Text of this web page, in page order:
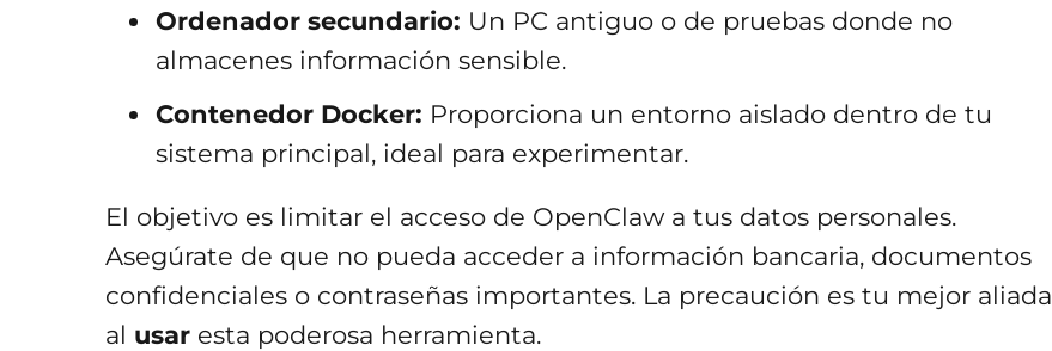
Ordenador secundario: Un PC antiguo o de pruebas donde no
almacenes información sensible.
Contenedor Docker: Proporciona un entorno aislado dentro de tu
sistema principal, ideal para experimentar.
El objetivo es limitar el acceso de OpenClaw a tus datos personales.
Asegúrate de que no pueda acceder a información bancaria, documentos
confidenciales o contraseñas importantes. La precaución es tu mejor aliada
al usar esta poderosa herramienta.